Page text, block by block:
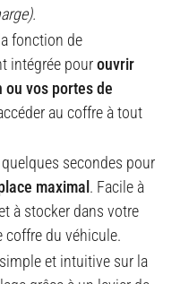
fonction de
intégrée pourouvrir
ou vos portes de
au coffre à tout
secondes pour
maximal. Facile à
à stocker dans votre
coffre du véhicule.
et intuitive sur la